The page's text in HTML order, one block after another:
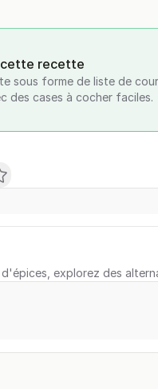
cette recette
sous forme de liste de
des cases à cocher faciles.
explorez des